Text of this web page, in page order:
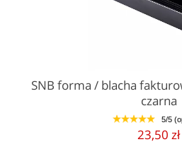
SNB forma / blacha
czarna
1 2 3 4 5 5/5
23,50 zł